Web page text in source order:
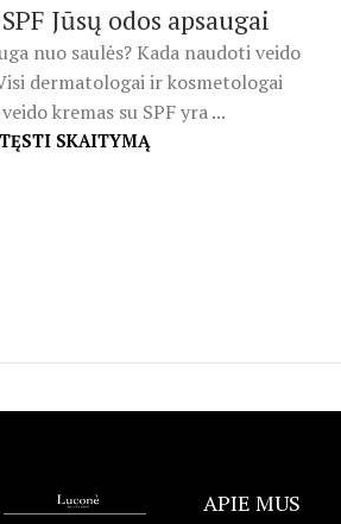
Jūsų odos apsaugai
nuo saulės? Kada naudoti veido
dermatologai ir kosmetologai
kremas su SPF yra ...
TĘSTI SKAITYMĄ
APIE MUS